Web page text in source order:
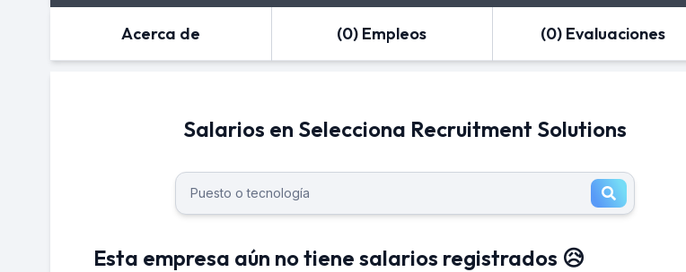
Acerca de (0) Empleos (0) Evaluaciones
Salarios en Selecciona Recruitment Solutions
Esta empresa aún no tiene salarios registrados 😥